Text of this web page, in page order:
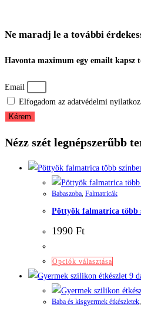
Ne maradj le a további
Havonta maximum egy emailt
Email
Elfogadom az adatvédelmi
Kérem
Nézz szét legnépszerűbb
Babaszoba Falmatricák
Pöttyök falmatrica több
1990 Ft
Opciók választása
a
több
Baba és kisgyermek étkészletek